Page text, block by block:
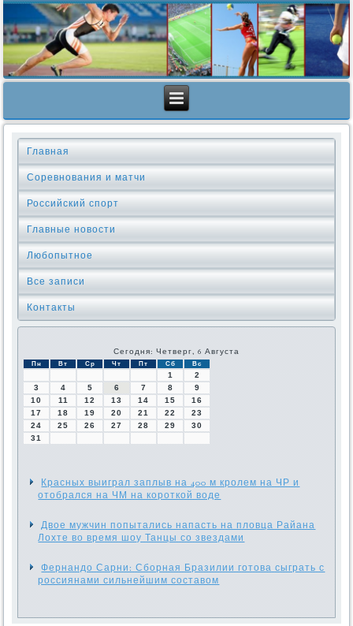
Главная
Соревнования и матчи
Российский спорт
Главные новости
Любопытное
Все записи
Контакты
Сегодня: Четверг, 6 Августа
Пн Вт Ср Чт Пт Сб Вс
1
2
3
4 5 6 7 8
9
10
11 12 13 14 15
16
17
18 19 20 21 22
23
24
25 26 27 28 29
30
31
Красных выиграл заплыв на 400 м кролем на ЧР и
отобрался на ЧМ на короткой воде
Двое мужчин попытались напасть на пловца Райана
Лохте во время шоу Танцы со звездами
Фернандо Сарни: Сборная Бразилии готова сыграть с
россиянами сильнейшим составом